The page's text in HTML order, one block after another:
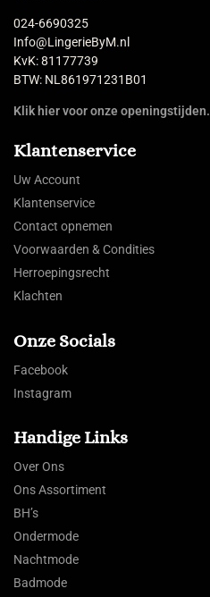
024-6690325
Info@LingerieByM.nl
KvK: 81177739
BTW: NL861971231B01
Klik hier voor onze openingstijden.
Klantenservice
Uw Account
Klantenservice
Contact opnemen
Voorwaarden & Condities
Herroepingsrecht
Klachten
Onze Socials
Facebook
Instagram
Handige Links
Over Ons
Ons Assortiment
BH’s
Ondermode
Nachtmode
Badmode